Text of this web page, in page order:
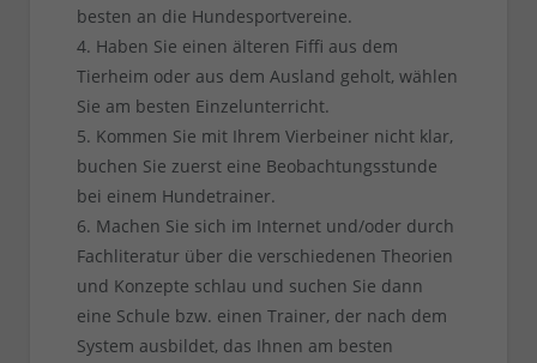
besten an die Hundesportvereine.
4. Haben Sie einen älteren Fiffi aus dem
Tierheim oder aus dem Ausland geholt, wählen
Sie am besten Einzelunterricht.
5. Kommen Sie mit Ihrem Vierbeiner nicht klar,
buchen Sie zuerst eine Beobachtungsstunde
bei einem Hundetrainer.
6. Machen Sie sich im Internet und/oder durch
Fachliteratur über die verschiedenen Theorien
und Konzepte schlau und suchen Sie dann
eine Schule bzw. einen Trainer, der nach dem
System ausbildet, das Ihnen am besten